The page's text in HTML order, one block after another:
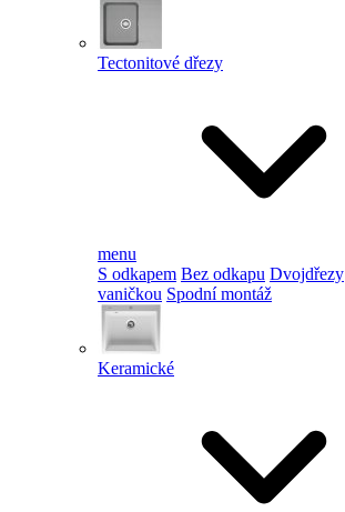
Tectonitové dřezy
menu
S odkapem Bez odkapu Dvojdřezy
vaničkou Spodní montáž
Keramické